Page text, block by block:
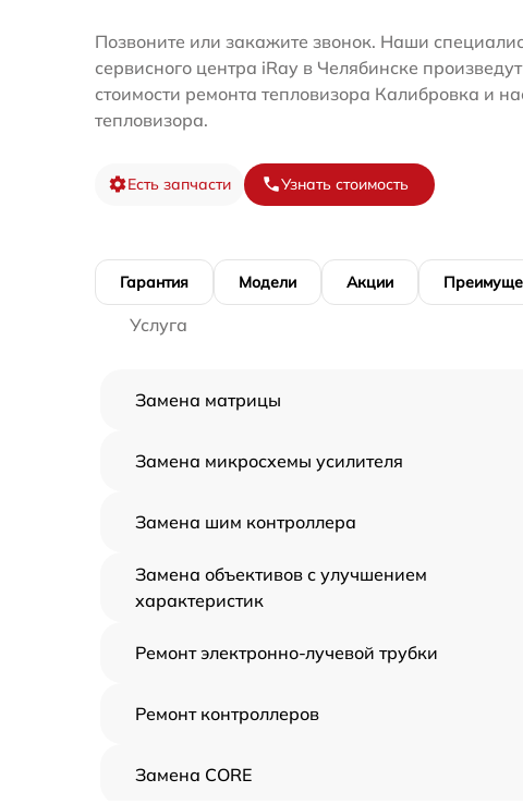
Позвоните или закажите звонок. Наши
сервисного центра iRay в Челябинске
стоимости ремонта тепловизора Калибровка и
тепловизора.
Есть запчасти Узнать стоимость
Гарантия Модели Акции
Услуга
Замена матрицы
Замена микросхемы усилителя
Замена шим контроллера
Замена объективов с улучшением
характеристик
Ремонт электронно-лучевой трубки
Ремонт контроллеров
Замена CORE